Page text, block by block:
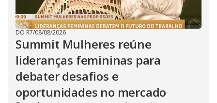
DO R7/08/08/2026
Summit Mulheres reúne
lideranças femininas para
debater desafios e
oportunidades no mercado